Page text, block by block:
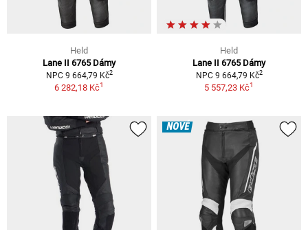
Held
Lane II 6765 Dámy
NPC 9 664,79 Kč2
6 282,18 Kč1
Held
Lane II 6765 Dámy
NPC 9 664,79 Kč2
5 557,23 Kč1
NOVÉ